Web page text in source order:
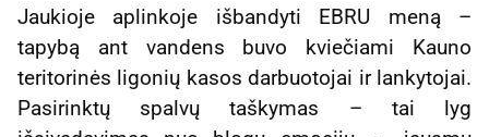
Jaukioje aplinkoje išbandyti EBRU meną –
tapybą ant vandens buvo kviečiami Kauno
teritorinės ligonių kasos darbuotojai ir lankytojai.
Pasirinktų spalvų taškymas – tai lyg